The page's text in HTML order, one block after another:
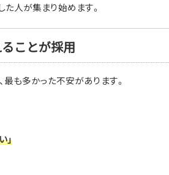
た人が集まり始めます。
ことが採用
最も多かった不安があります。
」